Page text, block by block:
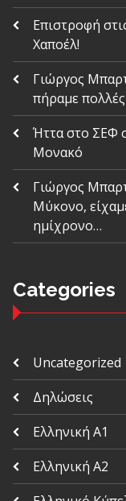
Επιστροφή
Χαποέλ!
Γιώργος
πήραμε
Ήττα στο ΣΕΦ
Μονακό
Γιώργος
Μύκονο,
ημίχρονο…
Categories
Uncategorized
Δηλώσεις
Ελληνική Α1
Ελληνική Α2